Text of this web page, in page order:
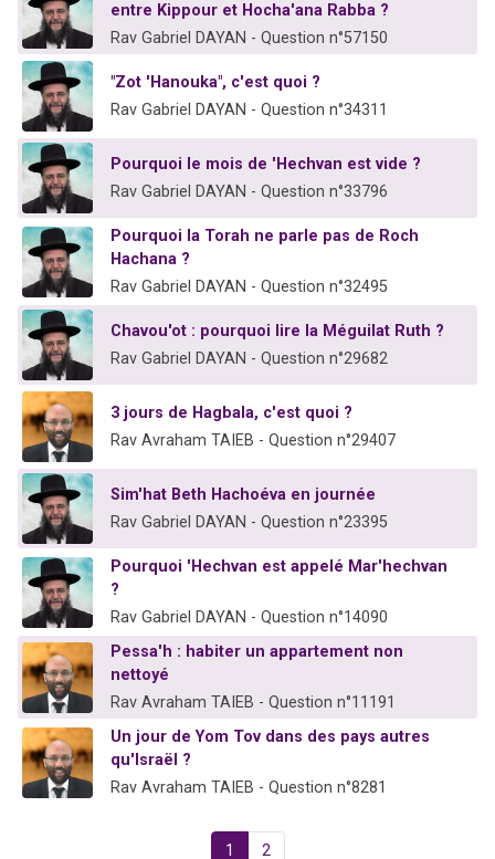
entre Kippour et Hocha'ana Rabba ?
Rav Gabriel DAYAN - Question n°57150
"Zot 'Hanouka", c'est quoi ?
Rav Gabriel DAYAN - Question n°34311
Pourquoi le mois de 'Hechvan est vide ?
Rav Gabriel DAYAN - Question n°33796
Pourquoi la Torah ne parle pas de Roch
Hachana ?
Rav Gabriel DAYAN - Question n°32495
Chavou'ot : pourquoi lire la Méguilat Ruth ?
Rav Gabriel DAYAN - Question n°29682
3 jours de Hagbala, c'est quoi ?
Rav Avraham TAIEB - Question n°29407
Sim'hat Beth Hachoéva en journée
Rav Gabriel DAYAN - Question n°23395
Pourquoi 'Hechvan est appelé Mar'hechvan
?
Rav Gabriel DAYAN - Question n°14090
Pessa'h : habiter un appartement non
nettoyé
Rav Avraham TAIEB - Question n°11191
Un jour de Yom Tov dans des pays autres
qu'Israël ?
Rav Avraham TAIEB - Question n°8281
1 2